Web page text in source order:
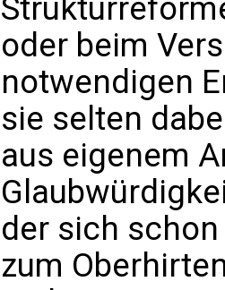
oder beim
notwendigen
sie selten
aus eigenem
der sich
zum